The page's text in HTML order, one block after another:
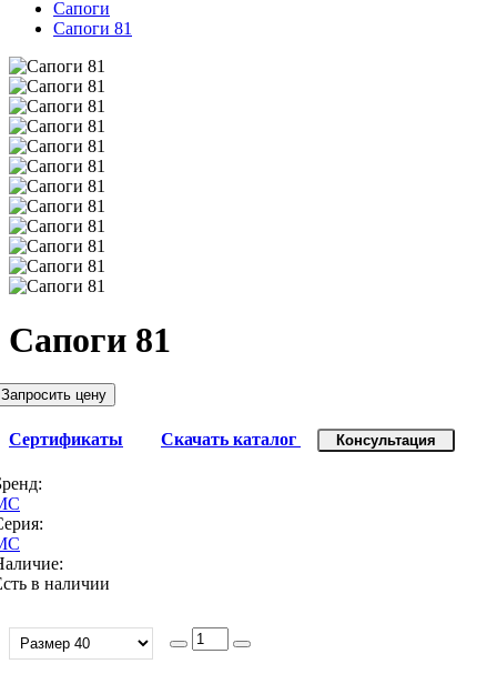
Сапоги
Сапоги 81
Сапоги 81
Запросить цену
Сертификаты Скачать каталог Консультация
в наличии